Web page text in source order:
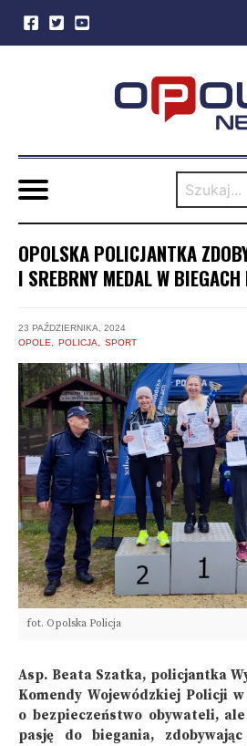
OPOLSKA POLICJANTKA
I SREBRNY MEDAL W
23 PAŹDZIERNIKA, 2024
OPOLE
POLICJA SPORT
fot. Opolska Policja
Asp. Beata Szatka, policjantka
Komendy Wojewódzkiej Policji
o bezpieczeństwo obywateli,
pasję do biegania,